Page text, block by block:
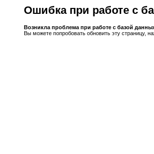
Ошибка при работе с
Возникла проблема при работе с базой
Вы можете попробовать обновить эту страницу,